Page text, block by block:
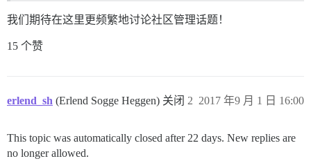
我们期待在这里更频繁地讨论社区管理话题！
15 个赞
erlend_sh (Erlend Sogge Heggen) 关闭 2017 年9 月 1 日 16:00
2
This topic was automatically closed after 22 days. New replies are
no longer allowed.